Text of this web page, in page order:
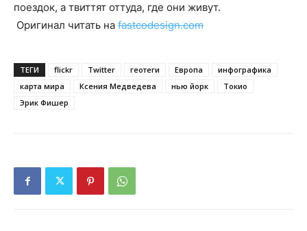
поездок, а твиттят оттуда, где они живут.
Оригинал читать на fastcodesign.com
ТЕГИ flickr Twitter геотеги Европа
инфографика
карта мира
Ксения Медведева нью йорк
Токио
Эрик Фишер